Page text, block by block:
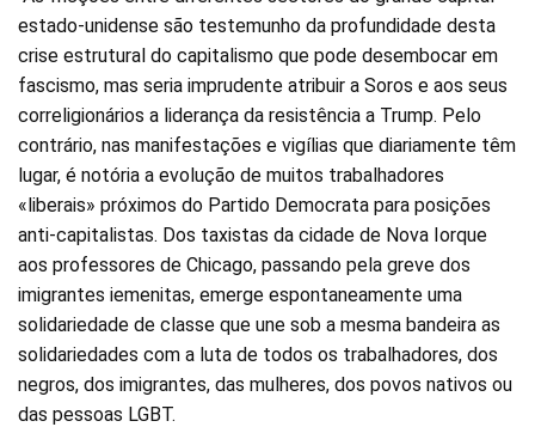
estado-unidense são testemunho da profundidade desta
crise estrutural do capitalismo que pode desembocar em
fascismo, mas seria imprudente atribuir a Soros e aos seus
correligionários a liderança da resistência a Trump. Pelo
contrário, nas manifestações e vigílias que diariamente têm
lugar, é notória a evolução de muitos trabalhadores
«liberais» próximos do Partido Democrata para posições
anti-capitalistas. Dos taxistas da cidade de Nova Iorque
aos professores de Chicago, passando pela greve dos
imigrantes iemenitas, emerge espontaneamente uma
solidariedade de classe que une sob a mesma bandeira as
solidariedades com a luta de todos os trabalhadores, dos
negros, dos imigrantes, das mulheres, dos povos nativos ou
das pessoas LGBT.